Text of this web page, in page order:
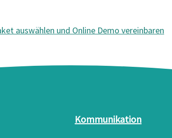
auswählen und Online Demo vereinbaren
Kommunikation